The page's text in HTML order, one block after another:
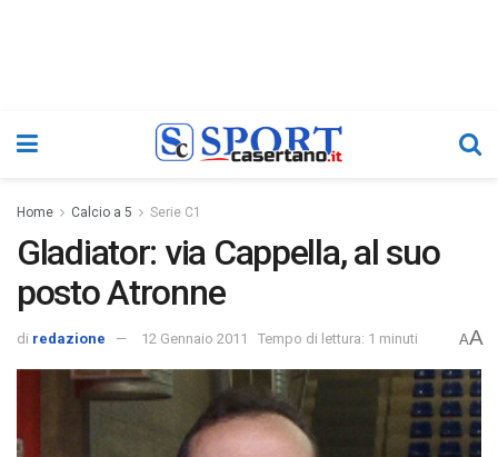
Home Calcio a 5 Serie C1
Gladiator: via Cappella, al suo
posto Atronne
di redazione 12 Gennaio 2011 Tempo di lettura: 1 minuti AA